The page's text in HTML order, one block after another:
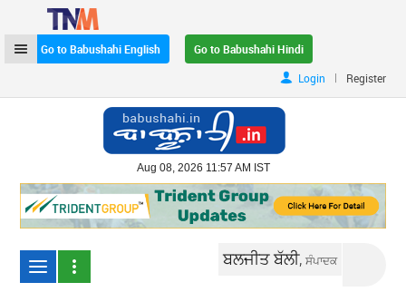
Go to Babushahi English
Go to Babushahi Hindi
Login
| Register
Aug 08, 2026 11:57 AM IST
ਬਲਜੀਤ ਬੱਲੀ,ਸੰਪਾਦਕ